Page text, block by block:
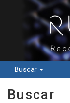
Buscar
Buscar